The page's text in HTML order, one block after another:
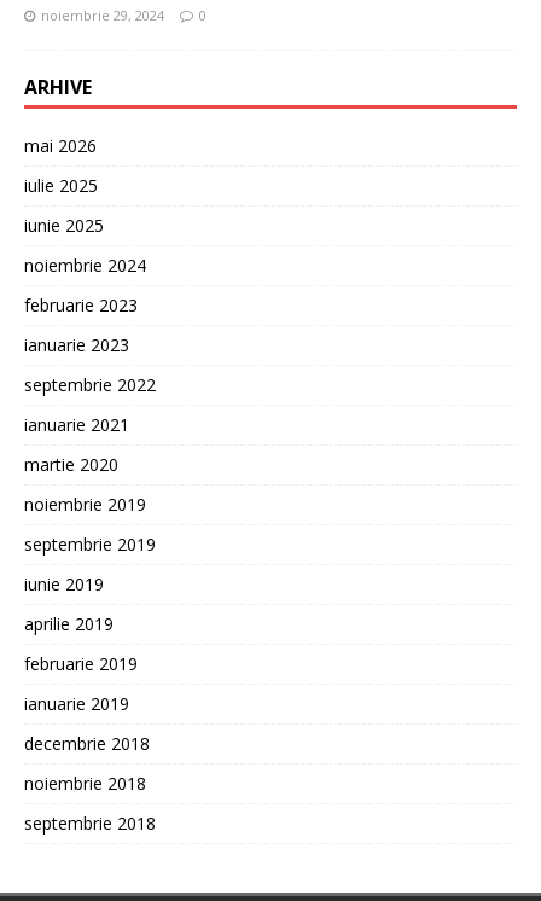
noiembrie 29, 2024 0
ARHIVE
mai 2026
iulie 2025
iunie 2025
noiembrie 2024
februarie 2023
ianuarie 2023
septembrie 2022
ianuarie 2021
martie 2020
noiembrie 2019
septembrie 2019
iunie 2019
aprilie 2019
februarie 2019
ianuarie 2019
decembrie 2018
noiembrie 2018
septembrie 2018